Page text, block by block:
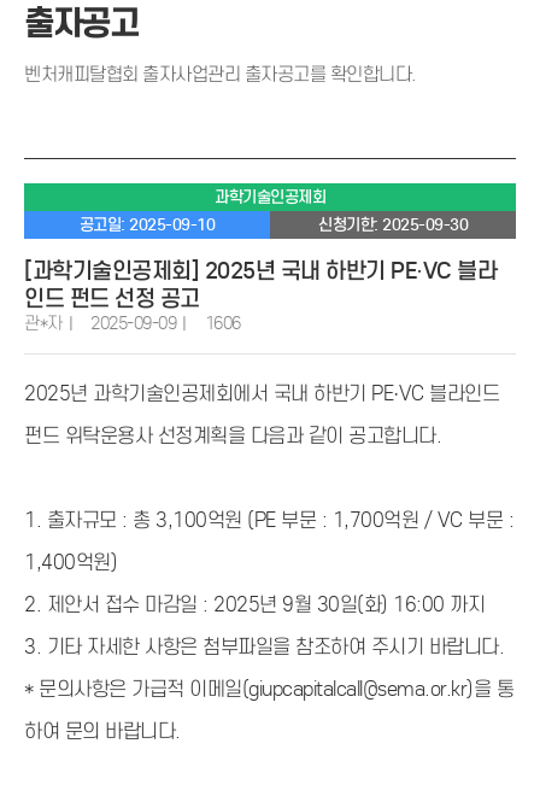
출자공고
벤처캐피탈협회 출자사업관리 출자공고를 확인합니다.
과학기술인공제회
공고일: 2025-09-10
신청기한: 2025-09-30
[과학기술인공제회] 2025년 국내 하반기 PE·VC 블라
인드 펀드 선정 공고
관*자 2025-09-09 1606
2025년 과학기술인공제회에서 국내 하반기 PE·VC 블라인드
펀드 위탁운용사 선정계획을 다음과 같이 공고합니다.
1. 출자규모 : 총 3,100억원 (PE 부문 : 1,700억원 / VC 부문 :
1,400억원)
2. 제안서 접수 마감일 : 2025년 9월 30일(화) 16:00 까지
3. 기타 자세한 사항은 첨부파일을 참조하여 주시기 바랍니다.
* 문의사항은 가급적 이메일(giupcapitalcall@sema.or.kr)을 통
하여 문의 바랍니다.